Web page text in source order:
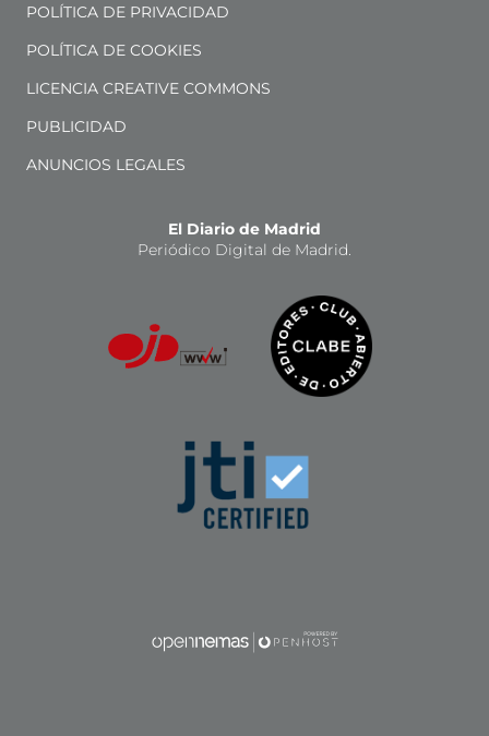
POLÍTICA DE PRIVACIDAD
POLÍTICA DE COOKIES
LICENCIA CREATIVE COMMONS
PUBLICIDAD
ANUNCIOS LEGALES
El Diario de Madrid
Periódico Digital de Madrid.